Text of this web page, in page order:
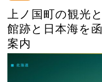
上ノ国町の観光
館跡と日本海を
案内